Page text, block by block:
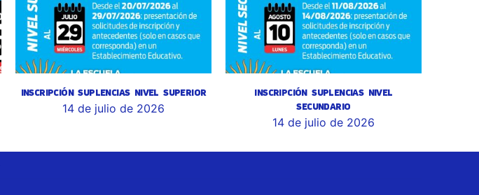
INSCRIPCIÓN SUPLENCIAS NIVEL SUPERIOR
14 de julio de 2026
INSCRIPCIÓN SUPLENCIAS NIVEL
SECUNDARIO
14 de julio de 2026